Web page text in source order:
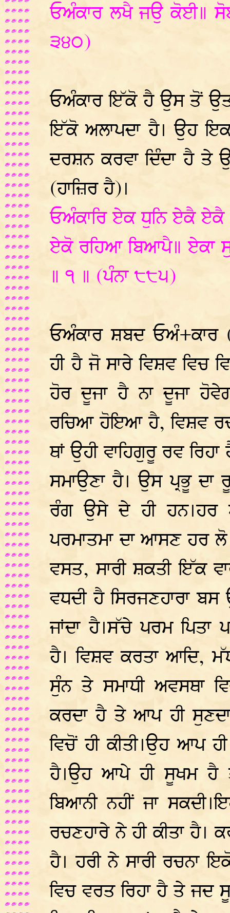
ਓਅੰਕਾਰ ਲਖੈ ਜਉ ਕੋਈ॥
੩੪੦)
ਓਅੰਕਾਰ ਇੱਕੋ ਹੈ ਉਸ ਤੋਂ
ਇੱਕੋ ਅਲਾਪਦਾ ਹੈ। ਉਹ
ਦਰਸ਼ਨ ਕਰਵਾ ਦਿੰਦਾ ਹੈ ਤੇ
(ਹਾਜ਼ਿਰ ਹੈ)।
ਓਅੰਕਾਰਿ ਏਕ ਧੁਨਿ ਏਕੈ ਏਕੈ
ਏਕੋ ਰਹਿਆ ਬਿਆਪੈ॥ ਏਕਾ
॥ ੧ ॥ (ਪੰਨਾ ੮੮੫)
ਓਅੰਕਾਰ ਸ਼ਬਦ ਓਅੰ+ਕਾਰ
ਹੀ ਹੈ ਜੋ ਸਾਰੇ ਵਿਸ਼ਵ ਵਿਚ
ਹੋਰ ਦੂਜਾ ਹੈ ਨਾ ਦੂਜਾ
ਰਚਿਆ ਹੋਇਆ ਹੈ, ਵਿਸ਼ਵ
ਥਾਂ ਉਹੀ ਵਾਹਿਗੁਰੂ ਰਵ
ਸਮਾਉਣਾ ਹੈ। ਉਸ ਪ੍ਰਭੂ
ਰੰਗ ਉਸੇ ਦੇ ਹੀ ਹਨ।ਹਰ
ਪਰਮਾਤਮਾ ਦਾ ਆਸਣ ਹਰ
ਵਸਤ, ਸਾਰੀ ਸ਼ਕਤੀ ਇੱਕ
ਵਧਦੀ ਹੈ ਸਿਰਜਣਹਾਰਾ
ਜਾਂਦਾ ਹੈ।ਸੱਚੇ ਪਰਮ ਪਿਤਾ
ਹੈ। ਵਿਸ਼ਵ ਕਰਤਾ ਆਦਿ,
ਸੁੰਨ ਤੇ ਸਮਾਧੀ ਅਵਸਥਾ
ਕਰਦਾ ਹੈ ਤੇ ਆਪ ਹੀ
ਵਿਚੋਂ ਹੀ ਕੀਤੀ।ਉਹ ਆਪ
ਹੈ।ਉਹ ਆਪੇ ਹੀ ਸੂਖਮ ਹੈ
ਬਿਆਨੀ ਨਹੀਂ ਜਾ
ਰਚਣਹਾਰੇ ਨੇ ਹੀ ਕੀਤਾ ਹੈ।
ਹੈ। ਹਰੀ ਨੇ ਸਾਰੀ ਰਚਨਾ
ਵਿਚ ਵਰਤ ਰਿਹਾ ਹੈ ਤੇ ਜਦ